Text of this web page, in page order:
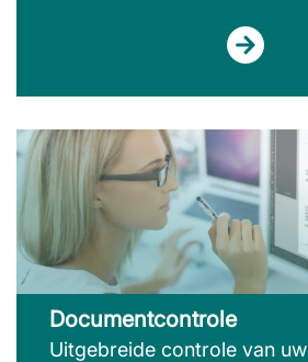
Documentcontrole
Uitgebreide controle van